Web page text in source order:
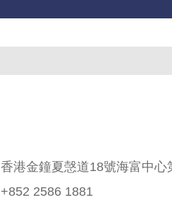
香港金鐘夏愨道18號海富中心
+852 2586 1881